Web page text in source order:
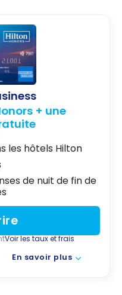
+ une
les hôtels Hilton
de nuit de fin de
Voir les taux et frais
En savoir plus